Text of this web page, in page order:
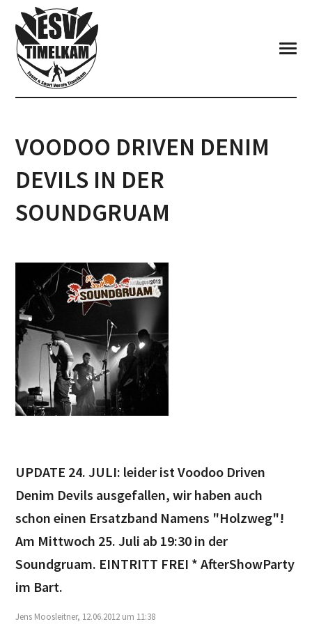
VOODOO DRIVEN DENIM
DEVILS IN DER
SOUNDGRUAM
UPDATE 24. JULI: leider ist Voodoo Driven
Denim Devils ausgefallen, wir haben auch
schon einen Ersatzband Namens "Holzweg"!
Am Mittwoch 25. Juli ab 19:30 in der
Soundgruam. EINTRITT FREI * AfterShowParty
im Bart.
Jens Moosleitner, 12.06.2012 um 11:38